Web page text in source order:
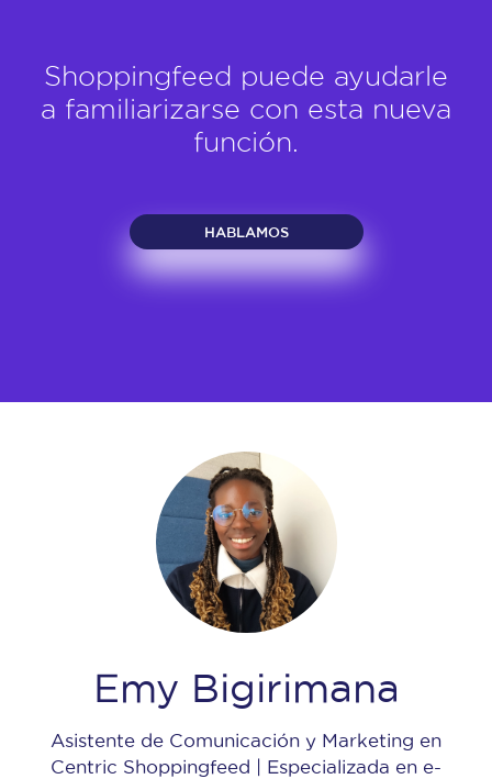
Shoppingfeed puede ayudarle
a familiarizarse con esta nueva
función.
HABLAMOS
Emy Bigirimana
Asistente de Comunicación y Marketing en
Centric Shoppingfeed | Especializada en e-